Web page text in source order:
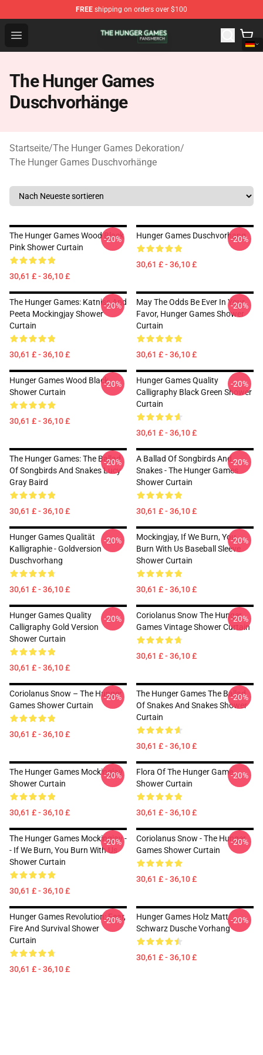
FREE shipping on orders over $100
Open menu
The Hunger Games Shop - Official The Hunger Games
The Hunger Games
Duschvorhänge
Startseite/The Hunger Games Dekoration/
The Hunger Games Duschvorhänge
The Hunger Games Wood Black
Pink Shower Curtain
30,61 £ - 36,10 £
-20% Hunger Games Duschvorhang
30,61 £ - 36,10 £
-20%
The Hunger Games: Katniss And
Peeta Mockingjay Shower
Curtain
30,61 £ - 36,10 £
-20%
May The Odds Be Ever In Your
Favor, Hunger Games Shower
Curtain
30,61 £ - 36,10 £
-20%
Hunger Games Wood Black
Shower Curtain
30,61 £ - 36,10 £
-20%
Hunger Games Quality
Calligraphy Black Green Shower
Curtain
30,61 £ - 36,10 £
-20%
The Hunger Games: The Ballad
Of Songbirds And Snakes Lucy
Gray Baird
30,61 £ - 36,10 £
-20%
A Ballad Of Songbirds And
Snakes - The Hunger Games
Shower Curtain
30,61 £ - 36,10 £
-20%
Hunger Games Qualität
Kalligraphie - Goldversion
Duschvorhang
30,61 £ - 36,10 £
-20%
Mockingjay, If We Burn, You
Burn With Us Baseball Sleeve
Shower Curtain
30,61 £ - 36,10 £
-20%
Hunger Games Quality
Calligraphy Gold Version
Shower Curtain
30,61 £ - 36,10 £
-20%
Coriolanus Snow The Hunger
Games Vintage Shower Curtain
30,61 £ - 36,10 £
-20%
Coriolanus Snow – The Hunger
Games Shower Curtain
30,61 £ - 36,10 £
-20%
The Hunger Games The Ballad
Of Snakes And Snakes Shower
Curtain
30,61 £ - 36,10 £
-20%
The Hunger Games Mockingjay
Shower Curtain
30,61 £ - 36,10 £
-20%
Flora Of The Hunger Game
Shower Curtain
30,61 £ - 36,10 £
-20%
The Hunger Games Mockingjay -
- If We Burn, You Burn With Us
Shower Curtain
30,61 £ - 36,10 £
-20%
Coriolanus Snow - The Hunger
Games Shower Curtain
30,61 £ - 36,10 £
-20%
Hunger Games Revolution: Fear,
Fire And Survival Shower
Curtain
30,61 £ - 36,10 £
-20%
Hunger Games Holz Matt
Schwarz Dusche Vorhang
30,61 £ - 36,10 £
-20%